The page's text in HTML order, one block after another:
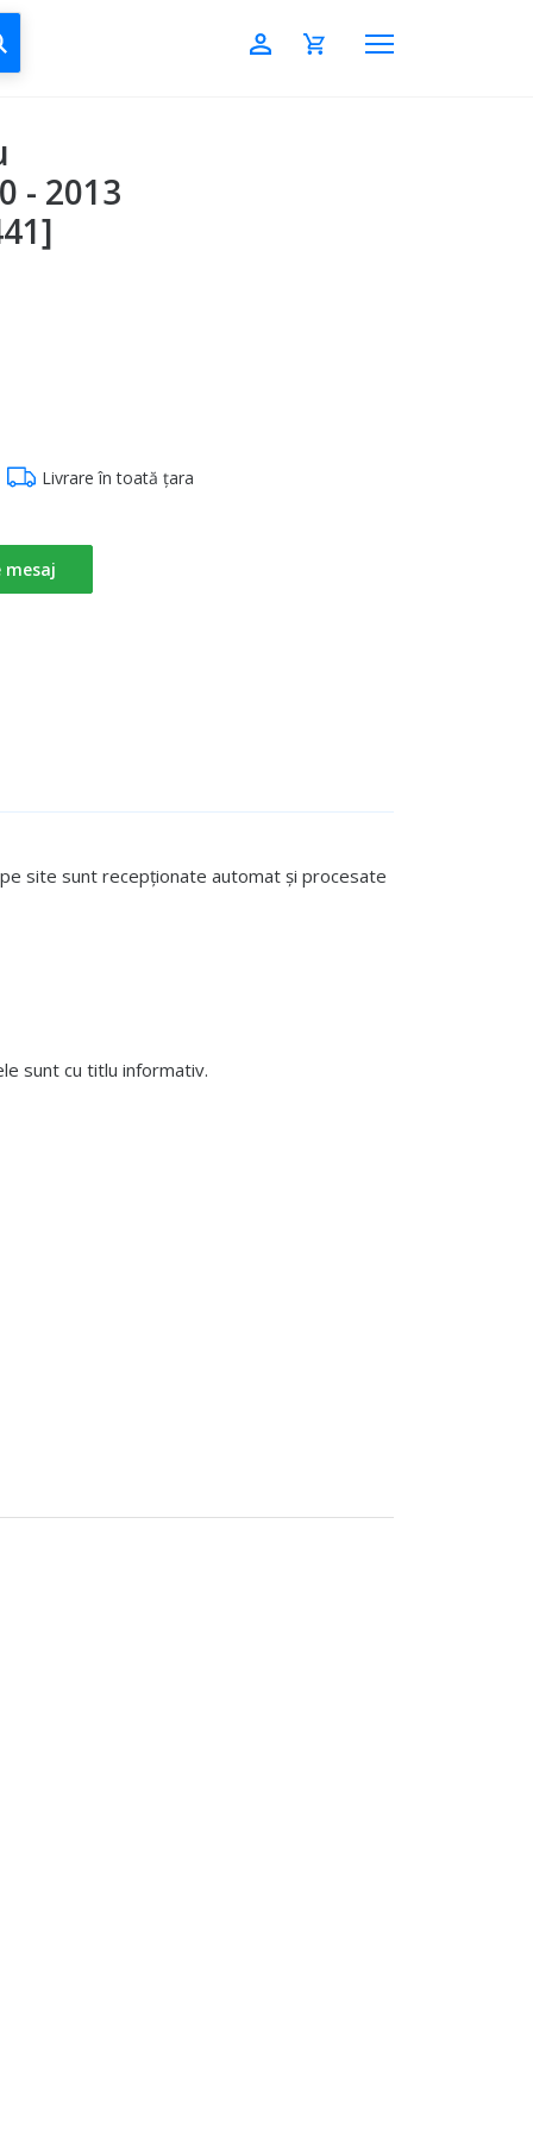
CAUTĂ
- 2013
Livrare în toată țara
site sunt recepționate automat și procesate
sunt cu titlu informativ.